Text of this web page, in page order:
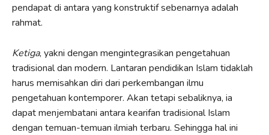
pendapat di antara yang konstruktif sebenarnya adalah
rahmat.
Ketiga, yakni dengan mengintegrasikan pengetahuan
tradisional dan modern. Lantaran pendidikan Islam tidaklah
harus memisahkan diri dari perkembangan ilmu
pengetahuan kontemporer. Akan tetapi sebaliknya, ia
dapat menjembatani antara kearifan tradisional Islam
dengan temuan-temuan ilmiah terbaru. Sehingga hal ini